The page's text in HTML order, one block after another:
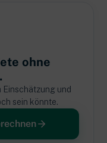
ohne
Einschätzung und
sein könnte.